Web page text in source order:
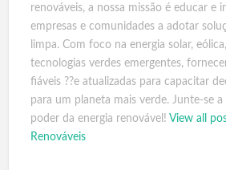
renováveis, a nossa missão é educar e
empresas e comunidades a adotar
limpa. Com foco na energia solar,
tecnologias verdes emergentes,
fiáveis ??e atualizadas para capacitar
para um planeta mais verde. Junte-se
poder da energia renovável! View all
Renováveis